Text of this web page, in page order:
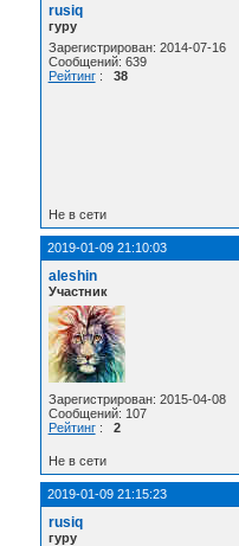
rusiq
гуру
Зарегистрирован: 2014-07-16
Сообщений: 639
Рейтинг: 38
Не в сети
2019-01-09 21:10:03
aleshin
Участник
Зарегистрирован: 2015-04-08
Сообщений: 107
Рейтинг: 2
Не в сети
2019-01-09 21:15:23
rusiq
гуру